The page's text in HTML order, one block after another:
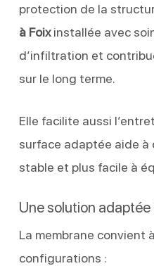
protection de la
à Foixinstallée avec
d’infiltration et
sur le long terme.
Elle facilite aussi
surface adaptée aide à
stable et plus facile à
Une solution
La membrane convient
configurations :